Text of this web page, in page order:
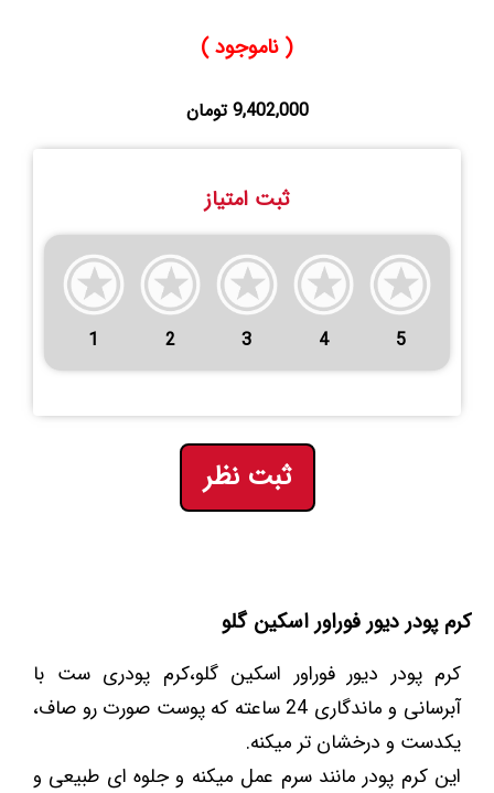
( ناموجود )
9,402,000 تومان
ثبت امتیاز
1 2 3 4 5
ثبت نظر
کرم پودر دیور فوراور اسکین گلو
کرم پودر دیور فوراور اسکین گلو،کرم پودری ست با
آبرسانی و ماندگاری 24 ساعته که پوست صورت رو صاف،
یکدست و درخشان تر میکنه.
این کرم پودر مانند سرم عمل میکنه و جلوه ای طبیعی و